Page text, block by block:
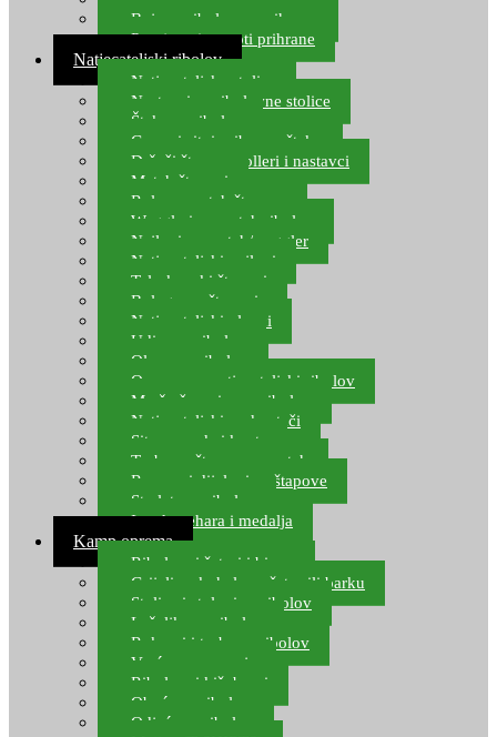
Boje za ribolovnu prihranu
Provjereni recepti prihrane
Natjecateljski ribolov
Natjecateljske stolice
Nastavci za ribolovne stolice
Šteke za ribolov
Gume i sitni pribor za šteku
Držači štapova rolleri i nastavci
Match štapovi
Role za match štapove
Waggleri za match ribolov
Najloni za match/waggler
Natjecateljski najloni
Teleskopski štapovi
Bolognese štapovi
Natjecateljski plovci
Udice za ribolov
Olovo za ribolov
Oprema za natjecateljski ribolov
Mreže čuvarice za ribolov
Natjecateljski podmetači
Sito, posude i kante
Torbe za štapove – match
Rezervni dijelovi za štapove
Starlete za ribolov
Izrada pehara i medalja
Kamp oprema
Ribolovni šatori i bivvy
Grijalice, kuhala za šator ili barku
Stolice i stolovi za ribolov
Ležaljke za ribolov
Ruksaci i torbe za ribolov
Vreće za spavanje
Ribolovni kišobrani
Obuća za ribolov
Odjeća za ribolov